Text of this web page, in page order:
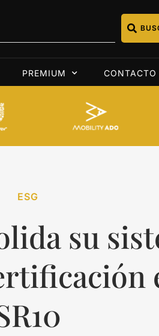
PREMIUM CONTACTO
ESG
su